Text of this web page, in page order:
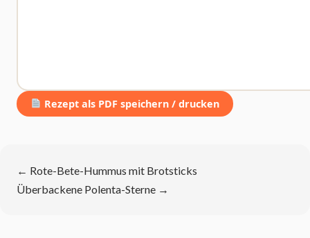
Rezept als PDF speichern / drucken
← Rote-Bete-Hummus mit Brotsticks
Überbackene Polenta-Sterne →